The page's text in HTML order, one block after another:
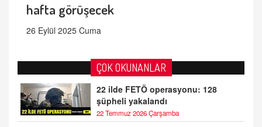
hafta görüşecek
26 Eylül 2025 Cuma
ÇOK OKUNANLAR
22 ilde FETÖ operasyonu: 128
şüpheli yakalandı
22 Temmuz 2026 Çarşamba